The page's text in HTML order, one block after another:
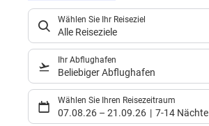
Wählen Sie Ihr Reiseziel
Alle Reiseziele
Ihr Abflughafen
Beliebiger Abflughafen
Wählen Sie Ihren Reisezeitraum
07.08.26 – 21.09.26 7-14 Nächte